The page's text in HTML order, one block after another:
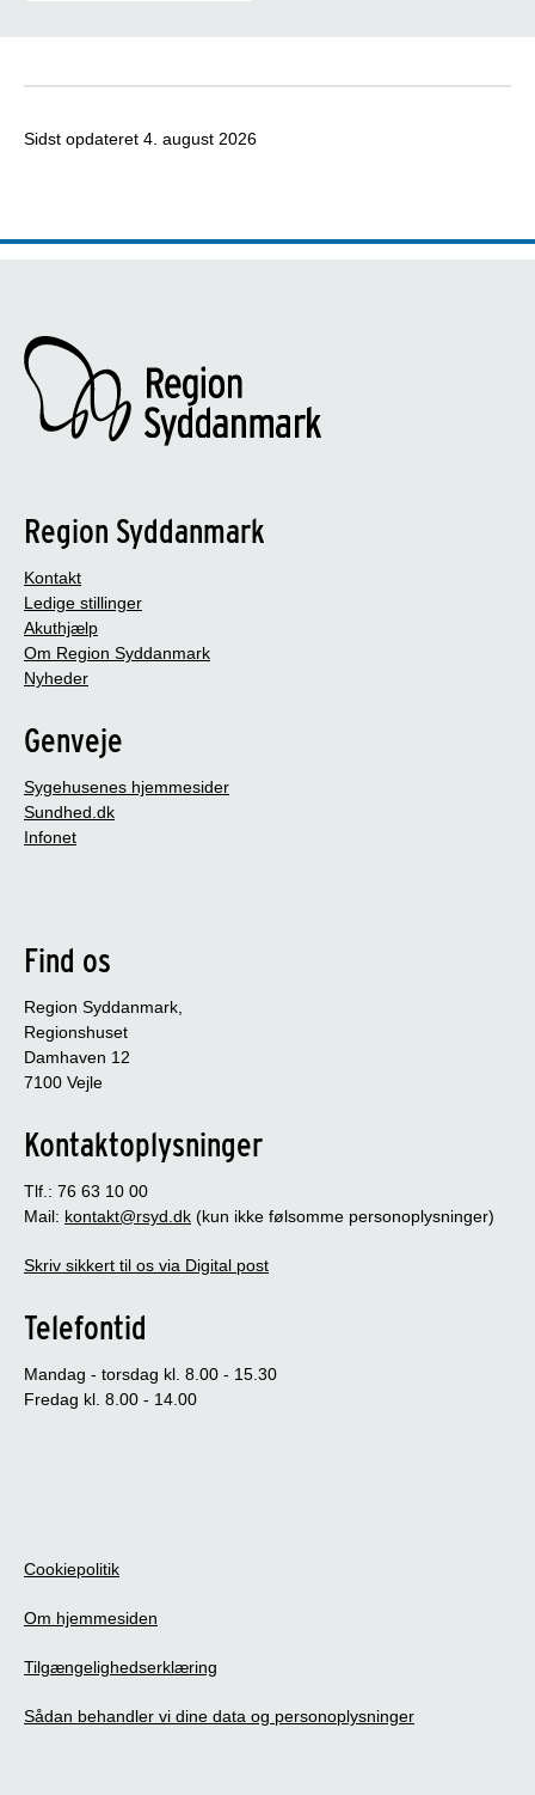
Sidst opdateret 4. august 2026
Region Syddanmark
Kontakt
Ledige stillinger
Akuthjælp
Om Region Syddanmark
Nyheder
Genveje
Sygehusenes hjemmesider
Sundhed.dk
Infonet
Find os
Region Syddanmark,
Regionshuset
Damhaven 12
7100 Vejle
Kontaktoplysninger
Tlf.: 76 63 10 00
Mail: kontakt@rsyd.dk (kun ikke følsomme personoplysninger)
Skriv sikkert til os via Digital post
Telefontid
Mandag - torsdag kl. 8.00 - 15.30
Fredag kl. 8.00 - 14.00
Cookiepolitik
Om hjemmesiden
Tilgængelighedserklæring
Sådan behandler vi dine data og personoplysninger